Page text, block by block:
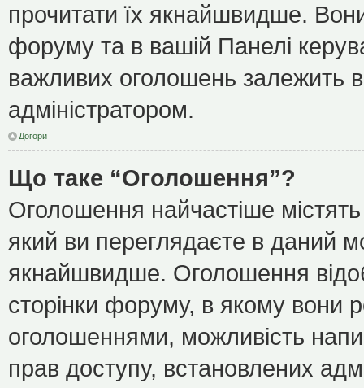
прочитати їх якнайшвидше.
форуму та в вашій Панелі
важливих оголошень залежить
адміністратором.
Догори
Що таке “Оголошення”?
Оголошення найчастіше
який ви переглядаєте в даний
якнайшвидше. Оголошення
сторінки форуму, в якому вони
оголошеннями, можливість
прав доступу, встановлених